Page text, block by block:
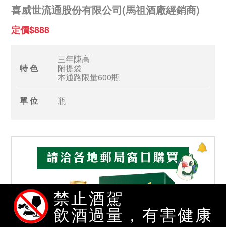
喜威世流通股份有限公司(馬祖酒廠經銷商)
定價$888
特 色
三年陳高
附提袋
本通路限量600瓶
單 位 瓶
禁止酒駕
飲酒過量，有害健康